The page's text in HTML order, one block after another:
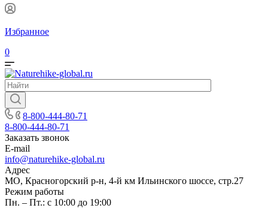
Избранное
0
8-800-444-80-71
8-800-444-80-71
Заказать звонок
E-mail
info@naturehike-global.ru
Адрес
МО, Красногорский р-н, 4-й км Ильинского шоссе, стр.27
Режим работы
Пн. – Пт.: с 10:00 до 19:00